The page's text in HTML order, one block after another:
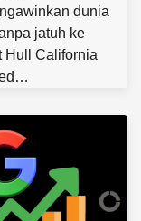
dunia
jatuh ke
Hull California